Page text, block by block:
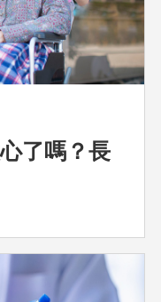
了嗎？長